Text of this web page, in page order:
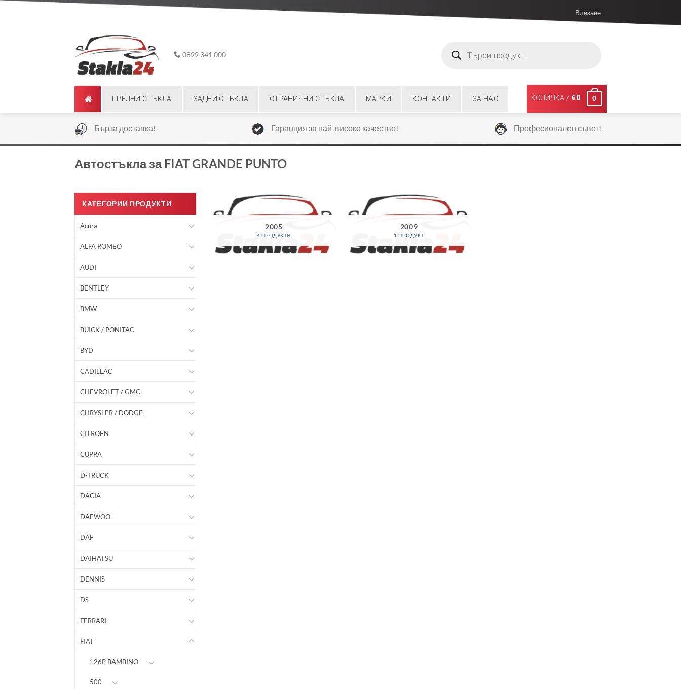
Влизане
0899 341 000
search
ПРЕДНИ СТЪКЛА ЗАДНИ СТЪКЛА СТРАНИЧНИ СТЪКЛА МАРКИ КОНТАКТИ ЗА НАС КОЛИЧКА / €0 0
Бърза доставка! Гаранция за най-високо качество! Професионален съвет!
Автостъкла за FIAT GRANDE PUNTO
КАТЕГОРИИ ПРОДУКТИ
Acura
ALFA ROMEO
AUDI
BENTLEY
BMW
BUICK / PONITAC
BYD
CADILLAC
CHEVROLET / GMC
CHRYSLER / DODGE
CITROEN
CUPRA
D-TRUCK
DACIA
DAEWOO
DAF
DAIHATSU
DENNIS
DS
FERRARI
FIAT
126P BAMBINO
500
2005
4 ПРОДУКТИ
2009
1 ПРОДУКТ